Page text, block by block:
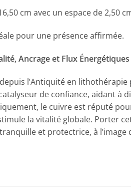
cm avec un espace de 2,50
pour une présence affirmée.
Ancrage et Flux Énergétiques
l’Antiquité en
de confiance, aidant à
le cuivre est réputé
la vitalité globale. Porter
et protectrice, à